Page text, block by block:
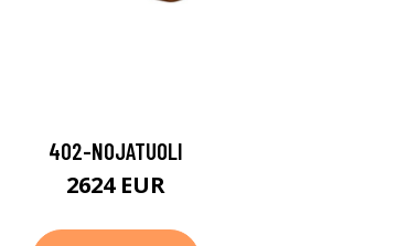
402-NOJATUOLI
2624 EUR